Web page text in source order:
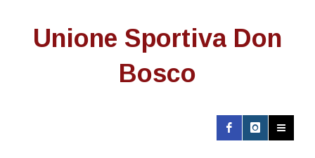
Unione Sportiva Don
Bosco